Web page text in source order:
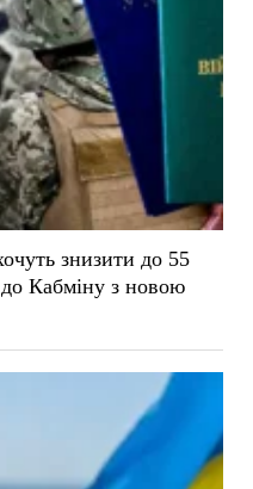
знизити до 55
до Кабміну з новою